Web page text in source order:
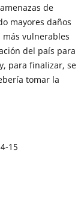
de
mayores daños
vulnerables
del país para
para finalizar, se
tomar la
15